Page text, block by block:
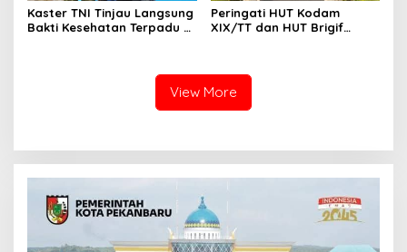
Kaster TNI Tinjau Langsung
Bakti Kesehatan Terpadu di
Peringati HUT Kodam
XIX/TT dan HUT Brigif
View More